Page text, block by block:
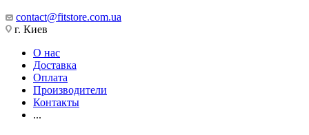
contact@fitstore.com.ua
г. Киев
О нас
Доставка
Оплата
Производители
Контакты
...